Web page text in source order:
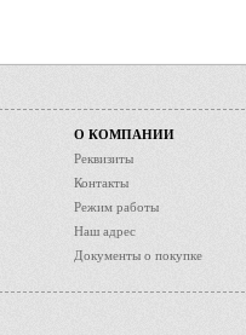
О КОМПАНИИ
Реквизиты
Контакты
Режим работы
Наш адрес
Документы о покупке